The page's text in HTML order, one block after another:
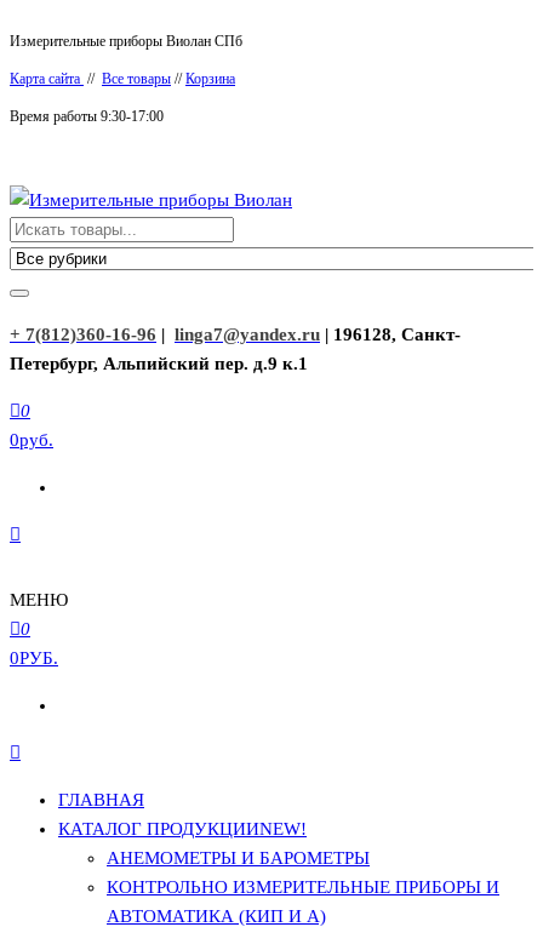
к
содержимому
Измерительные приборы Виолан СПб
Карта сайта // Все товары //Корзина
Время работы 9:30-17:00
Измерительные приборы Виолан
+ 7(812)360-16-96 | linga7@yandex.ru | 196128, Санкт-
Петербург, Альпийский пер. д.9 к.1
0
0руб.
МЕНЮ
0
0РУБ.
ГЛАВНАЯ
КАТАЛОГ ПРОДУКЦИИNEW!
АНЕМОМЕТРЫ И БАРОМЕТРЫ
КОНТРОЛЬНО ИЗМЕРИТЕЛЬНЫЕ ПРИБОРЫ И
АВТОМАТИКА (КИП И А)